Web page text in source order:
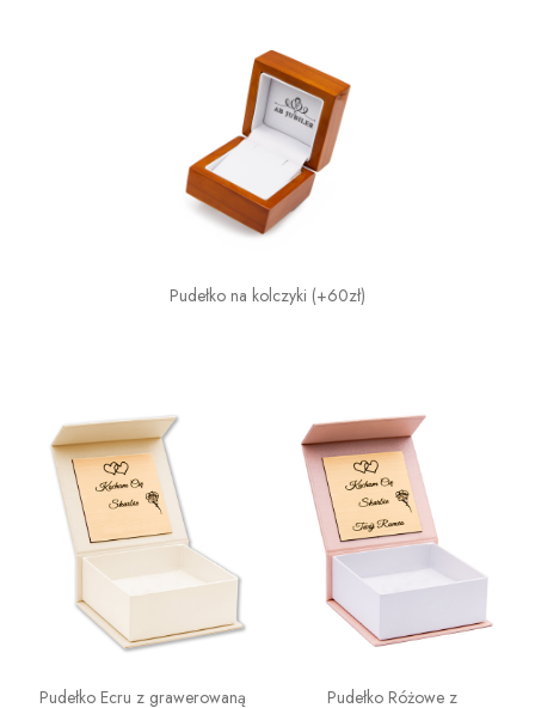
Pudełko na kolczyki (+60zł)
Pudełko Ecru z grawerowaną Pudełko Różowe z